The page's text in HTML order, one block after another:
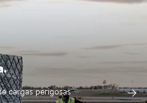
cargas perigosas